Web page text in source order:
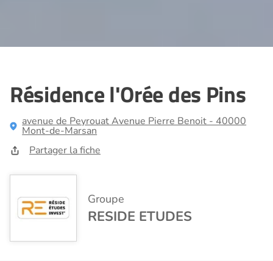
Résidence l'Orée des Pins
avenue de Peyrouat Avenue Pierre Benoit - 40000
Mont-de-Marsan
Partager la fiche
Groupe
RESIDE ETUDES